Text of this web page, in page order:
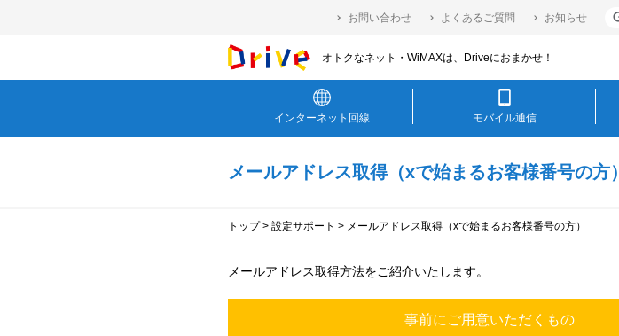
オトクなネット・WiMAXは、Driveにおまかせ！
インターネット回線 モバイル通信
お問い合わせ よくあるご質問 お知らせ
メールアドレス取得（xで始まるお客様番号の方）
トップ> 設定サポート > メールアドレス取得（xで始まるお客様番号の方）
メールアドレス取得方法をご紹介いたします。
事前にご用意いただくもの